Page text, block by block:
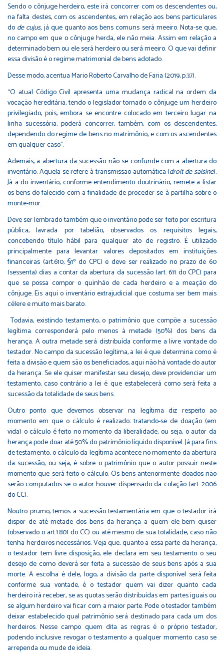
Sendo o cônjuge herdeiro, este irá concorrer com os descendentes ou,
na falta destes, com os ascendentes, em relação aos bens particulares
do de cujus, já que quanto aos bens comuns será meeiro. Nota-se que,
no campo em que o cônjuge herda, ele não meia. Assim em relação a
determinado bem ou ele será herdeiro ou será meeiro. O que vai definir
essa divisão é o regime matrimonial de bens adotado.
Desse modo, acentua Mario Roberto Carvalho de Faria (2019, p.37).
“O atual Código Civil apresenta uma mudança radical na ordem da
vocação hereditária, tendo o legislador tornado o cônjuge um herdeiro
privilegiado, pois, embora se encontre colocado em terceiro lugar na
linha sucessória, poderá concorrer, também, com os descendentes,
dependendo do regime de bens no matrimônio, e com os ascendentes
em qualquer caso”.
Ademais, a abertura da sucessão não se confunde com a abertura do
inventário. Aquela se refere à transmissão automática (droit de saisine).
Já a do inventário, conforme entendimento doutrinário, remete a listar
os bens do falecido com a finalidade de proceder-se à partilha sobre o
monte-mor.
Deve ser lembrado também que o inventário pode ser feito por escritura
pública, lavrada por tabelião, observados os requisitos legais,
concebendo título hábil para qualquer ato de registro. É utilizado
principalmente para levantar valores depositados em instituições
financeiras (art.610, §1º do CPC) e deve ser realizado no prazo de 60
(sessenta) dias a contar da abertura da sucessão (art. 611 do CPC) para
que se possa compor o quinhão de cada herdeiro e a meação do
cônjuge. Eis aqui o inventário extrajudicial que costuma ser bem mais
célere e muito mais barato.
Todavia, existindo testamento, o patrimônio que compõe a sucessão
legítima corresponderá pelo menos à metade (50%) dos bens da
herança. A outra metade será distribuída conforme a livre vontade do
testador. No campo da sucessão legítima, a lei é que determina como é
feita a divisão e quem são os beneficiados, aqui não há vontade do autor
da herança. Se ele quiser manifestar seu desejo, deve providenciar um
testamento, caso contrário a lei é que estabelecerá como será feita a
sucessão da totalidade de seus bens.
Outro ponto que devemos observar na legítima diz respeito ao
momento em que o cálculo é realizado: tratando-se de doação (em
vida) o cálculo é feito no momento da liberalidade, ou seja, o autor da
herança pode doar até 50% do patrimônio líquido disponível. Já para fins
de testamento, o cálculo da legítima acontece no momento da abertura
da sucessão, ou seja, é sobre o patrimônio que o autor possuir neste
momento que será feito o cálculo. Os bens anteriormente doados não
serão computados se o autor houver dispensado da colação (art. 2006
do CC).
Noutro prumo, temos a sucessão testamentária em que o testador irá
dispor de até metade dos bens da herança a quem ele bem quiser
(observado o art.1.801 do CC) ou até mesmo de sua totalidade, caso não
tenha herdeiros necessários. Veja que, quanto a essa parte da herança,
o testador tem livre disposição, ele declara em seu testamento o seu
desejo de como deverá ser feita a sucessão de seus bens após a sua
morte. A escolha é dele, logo, a divisão da parte disponível será feita
conforme sua vontade, é o testador quem vai dizer quanto cada
herdeiro irá receber, se as quotas serão distribuídas em partes iguais ou
se algum herdeiro vai ficar com a maior parte. Pode o testador também
deixar estabelecido qual patrimônio será destinado para cada um dos
herdeiros. Nesse campo quem dita as regras é o próprio testador,
podendo inclusive revogar o testamento a qualquer momento caso se
arrependa ou mude de ideia.